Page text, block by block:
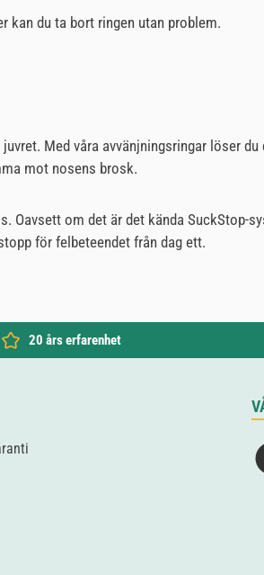
kan du ta bort ringen utan problem.
Med våra avvänjningsringar löser
mot nosens brosk.
Oavsett om det är det kända SuckStop-
för felbeteendet från dag ett.
20 års erfarenhet